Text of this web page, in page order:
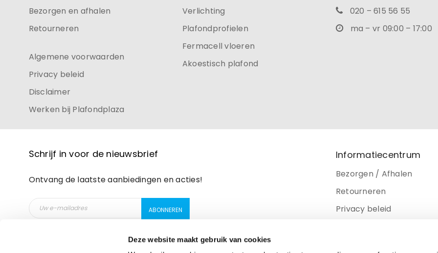
Deze website maakt gebruik van cookies
Bezorgen en afhalen
Retourneren
Algemene voorwaarden
Privacy beleid
Disclaimer
Werken bij Plafondplaza
Verlichting
Plafondprofielen
Fermacell vloeren
Akoestisch plafond
020 – 615 56 55
ma – vr 09:00 – 17:00
Schrijf in voor de nieuwsbrief
Ontvang de laatste aanbiedingen en acties!
Informatiecentrum
Bezorgen / Afhalen
Retourneren
Privacy beleid